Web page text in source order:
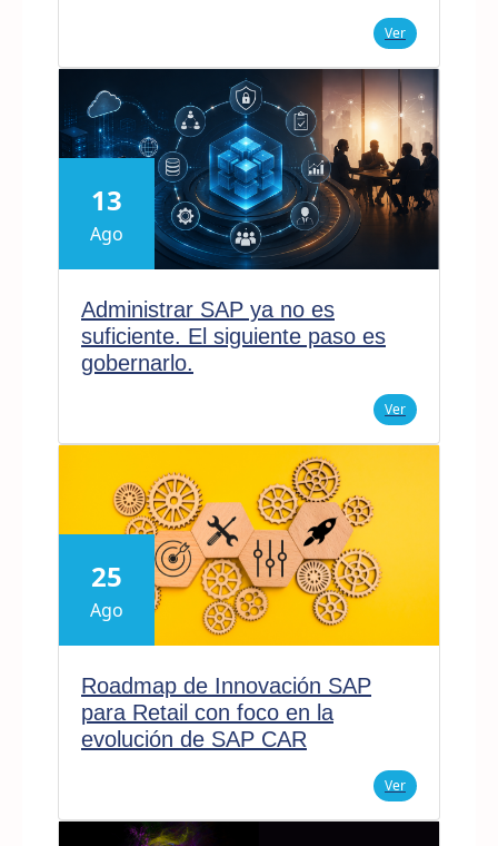
Ver
13
Ago
Administrar SAP ya no es
suficiente. El siguiente paso es
gobernarlo.
Ver
25
Ago
Roadmap de Innovación SAP
para Retail con foco en la
evolución de SAP CAR
Ver